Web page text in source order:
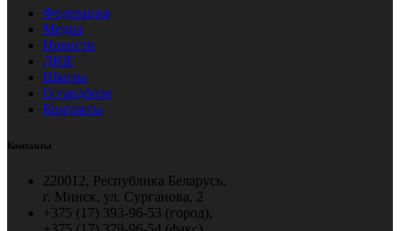
Федерация
Медиа
Новости
ДЮГ
Школы
О гандболе
Контакты
Контакты
220012, Республика Беларусь,
г. Минск, ул. Сурганова, 2
+375 (17) 393-96-53 (город),